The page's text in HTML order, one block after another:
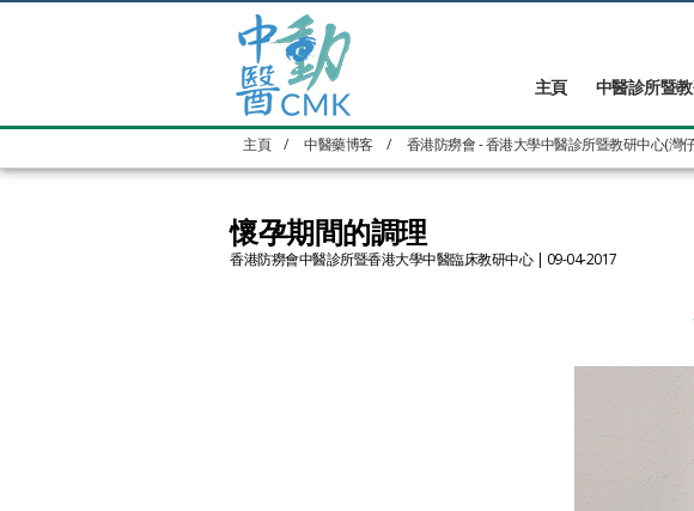
主頁 中醫診所暨
主頁 / 中醫藥博客 / 香港防癆會 - 香港大學中醫診所暨教研中心(灣
懷孕期間的調理
香港防癆會中醫診所暨香港大學中醫臨床教研中心| 09-04-2017